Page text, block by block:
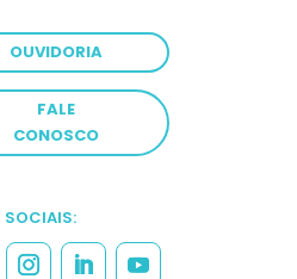
OUVIDORIA
FALE
CONOSCO
SOCIAIS: